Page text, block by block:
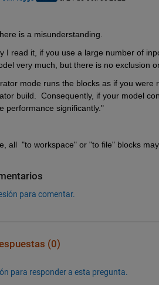
is a misunderstanding.
I read it, if you use a large number of
very much, but there is no exclusion
mode runs the blocks as if you
build.  Consequently, if your model
performance significantly."
all  "to workspace" or "to file" blocks
para comentar.
(0)
para responder a esta pregunta.